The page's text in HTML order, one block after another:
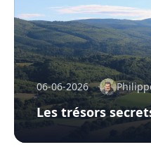
06-06-2026
Les trésors